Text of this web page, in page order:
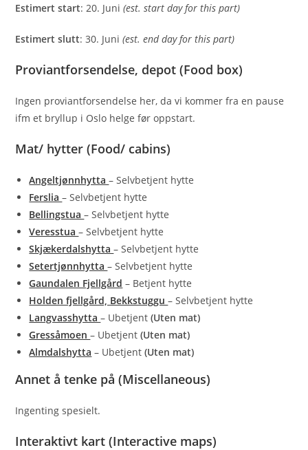
Estimert start: 20. Juni (est. start day for this part)
Estimert slutt: 30. Juni (est. end day for this part)
Proviantforsendelse, depot (Food box)
Ingen proviantforsendelse her, da vi kommer fra en pause
ifm et bryllup i Oslo helge før oppstart.
Mat/ hytter (Food/ cabins)
Angeltjønnhytta– Selvbetjent hytte
Ferslia– Selvbetjent hytte
Bellingstua– Selvbetjent hytte
Veresstua– Selvbetjent hytte
Skjækerdalshytta– Selvbetjent hytte
Setertjønnhytta– Selvbetjent hytte
Gaundalen Fjellgård – Betjent hytte
Holden fjellgård, Bekkstuggu– Selvbetjent hytte
Langvasshytta– Ubetjent(Uten mat)
Gressåmoen– Ubetjent(Uten mat)
Almdalshytta – Ubetjent(Uten mat)
Annet å tenke på (Miscellaneous)
Ingenting spesielt.
Interaktivt kart (Interactive maps)